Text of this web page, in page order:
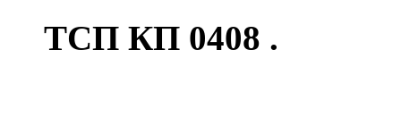
ТСП КП 0408 .